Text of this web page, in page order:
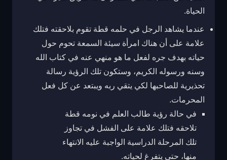
الحياة.
عندما يشاهد الرجل في حلمه قطة تقوم بلاحقته فتلك
علامة على أن هناك امرأة سيئة السمعة تحوم حول
حياته بهدف جره لفعل ما هو منهي عنه في كتاب الله
وسنه ورسوله الكريم، وستكون تلك الرؤية رسالة
تحذيرية للصاحبها لكي يتقي ربه ويبتعد عن كل فعل
المحرمات.
في حالة رؤية طالب العلم في نومه قطة
تلاحقه فتلك علامة على الفشل في تجاوز
تلك المرحلة الدراسية الواجبة عليه الانتهاء
منها، حتى يتفرغ لحياته.